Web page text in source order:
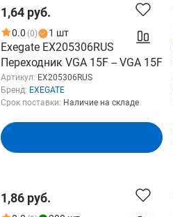
1,64 руб.
0.0 (0) 1 шт
Exegate EX205306RUS
Переходник VGA 15F -- VGA 15F
Артикул: EX205306RUS
Бренд: EXEGATE
Срок поставки: Наличие на складе
1,86 руб.